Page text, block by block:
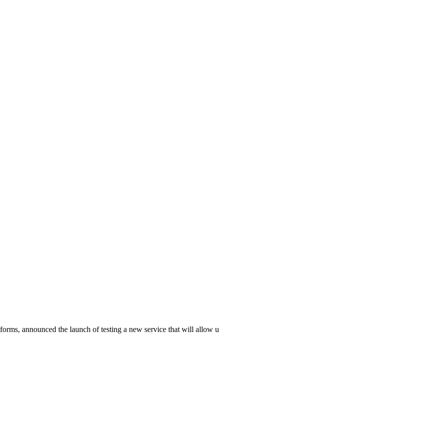
announced the launch of testing a new service that will allow u